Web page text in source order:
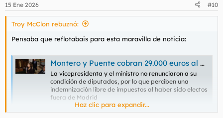
e
s
15 Ene 2026 #10
Troy McClon rebuznó:
Pensaba que reflotabais para esta maravilla de noticia:
Montero y Puente cobran 29.000 euros al año del Congreso para vivienda aunque residen en casas oficiales
La vicepresidenta y el ministro no renunciaron a su
condición de diputados, por lo que perciben una
indemnización libre de impuestos al haber sido electos
fuera de Madrid
www.abc.es
Haz clic para expandir...